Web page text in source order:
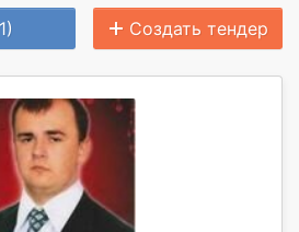
Создать тендер